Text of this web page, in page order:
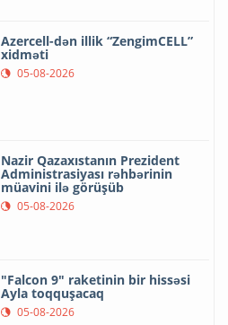
Azercell-dən illik “ZengimCELL”
xidməti
05-08-2026
Nazir Qazaxıstanın Prezident
Administrasiyası rəhbərinin
müavini ilə görüşüb
05-08-2026
"Falcon 9" raketinin bir hissəsi
Ayla toqquşacaq
05-08-2026